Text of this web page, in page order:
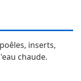
inserts,
chaude.